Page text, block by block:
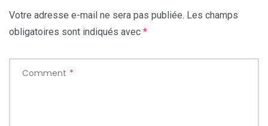
Votre adresse e-mail ne sera pas publiée. Les champs
obligatoires sont indiqués avec *
Comment *